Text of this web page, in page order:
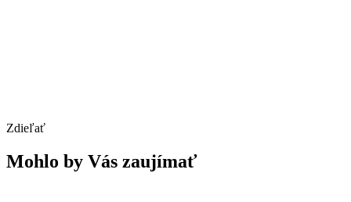
Zdieľať
Mohlo by Vás zaujímať